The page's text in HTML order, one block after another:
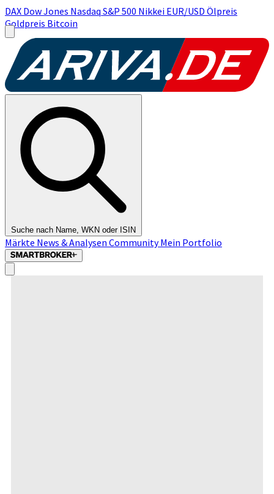
DAX Dow Jones Nasdaq S&P 500 Nikkei EUR/USD Ölpreis
Goldpreis Bitcoin
Suche nach Name, WKN oder ISIN
Märkte News & Analysen CommunityMein Portfolio